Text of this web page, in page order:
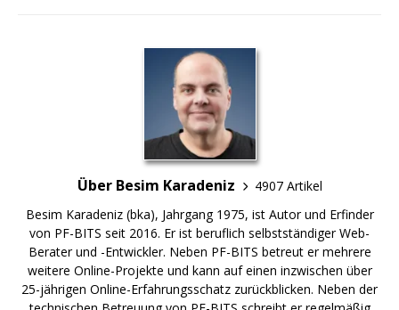
Über Besim Karadeniz
4907 Artikel
Besim Karadeniz (bka), Jahrgang 1975, ist Autor und Erfinder
von PF-BITS seit 2016. Er ist beruflich selbstständiger Web-
Berater und -Entwickler. Neben PF-BITS betreut er mehrere
weitere Online-Projekte und kann auf einen inzwischen über
25-jährigen Online-Erfahrungsschatz zurückblicken. Neben der